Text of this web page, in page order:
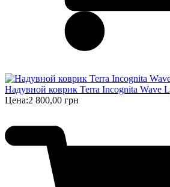
Надувной коврик Terra Incognita Wave L
Цена:2 800,00 грн